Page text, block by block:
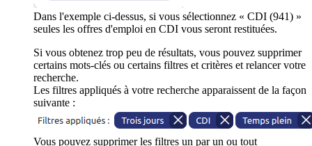
Dans l'exemple ci-dessus, si vous sélectionnez « CDI (941) »
seules les offres d'emploi en CDI vous seront restituées.
Si vous obtenez trop peu de résultats, vous pouvez supprimer
certains mots-clés ou certains filtres et critères et relancer votre
recherche.
Les filtres appliqués à votre recherche apparaissent de la façon
suivante :
Vous pouvez supprimer les filtres un par un ou tout